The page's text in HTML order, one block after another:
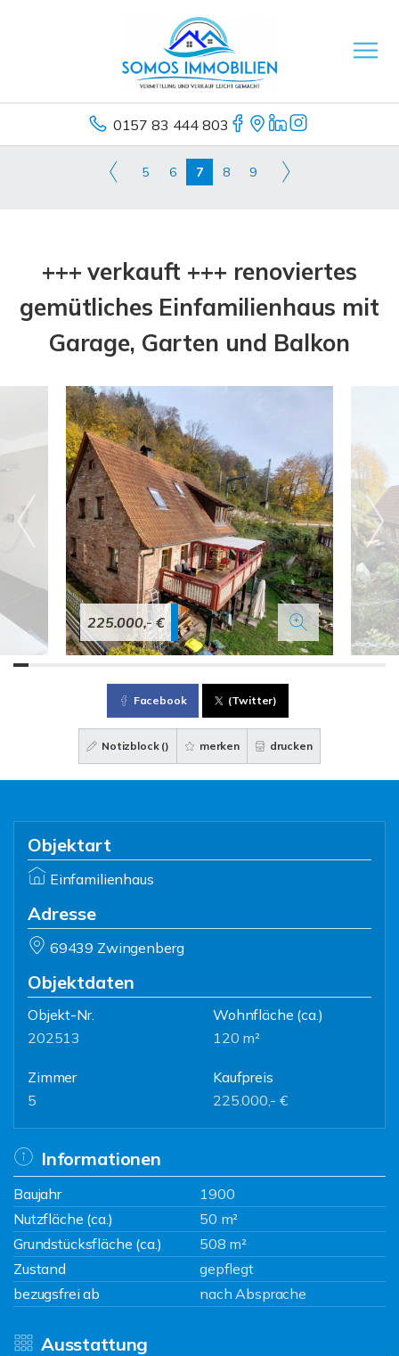
0157 83 444 803
5 6 7 8 9
+++ verkauft +++ renoviertes
gemütliches Einfamilienhaus mit
Garage, Garten und Balkon
225.000,- €
Facebook (Twitter)
Notizblock () merken drucken
Objektart
Einfamilienhaus
Adresse
69439 Zwingenberg
Objektdaten
Objekt-Nr.
202513
Wohnfläche (ca.)
120 m²
Zimmer
5
Kaufpreis
225.000,- €
Informationen
Baujahr
1900
Nutzfläche (ca.)
50 m²
Grundstücksfläche (ca.)
508 m²
Zustand
gepflegt
bezugsfrei ab
nach Absprache
Ausstattung